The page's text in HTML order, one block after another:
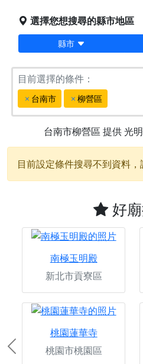
選擇您想搜尋的縣市地區
縣市
目前選擇的條件：
台南市 柳營區
台南市柳營區 提供光
目前設定條件搜尋不到資料，
好
南極玉明殿
新北市貢寮區
桃園蓮華寺
桃園市桃園區
Previous